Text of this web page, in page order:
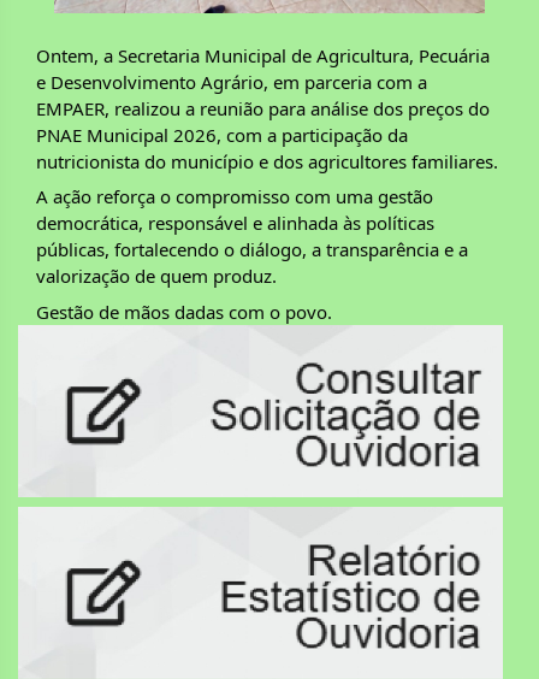
Ontem, a Secretaria Municipal de Agricultura, Pecuária
e Desenvolvimento Agrário, em parceria com a
EMPAER, realizou a reunião para análise dos preços do
PNAE Municipal 2026, com a participação da
nutricionista do município e dos agricultores familiares.
A ação reforça o compromisso com uma gestão
democrática, responsável e alinhada às políticas
públicas, fortalecendo o diálogo, a transparência e a
valorização de quem produz.
Gestão de mãos dadas com o povo.